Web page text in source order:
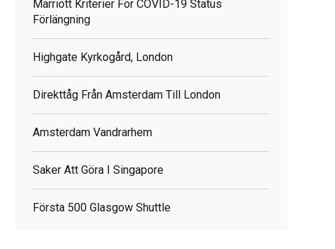
Marriott Kriterier För COVID-19 Status
Förlängning
Highgate Kyrkogård, London
Direkttåg Från Amsterdam Till London
Amsterdam Vandrarhem
Saker Att Göra I Singapore
Första 500 Glasgow Shuttle